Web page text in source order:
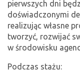
pierwszych dni
doświadczonymi
realizując własne
tworzyć, rozwijać
w środowisku
Podczas stażu: